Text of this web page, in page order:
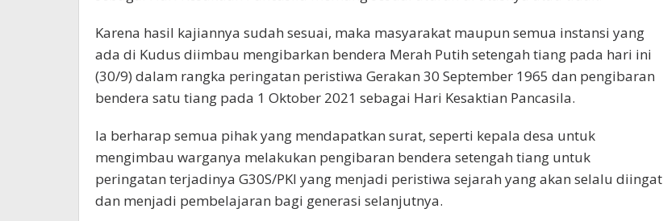
Karena hasil kajiannya sudah sesuai, maka masyarakat maupun semua instansi yang
ada di Kudus diimbau mengibarkan bendera Merah Putih setengah tiang pada hari ini
(30/9) dalam rangka peringatan peristiwa Gerakan 30 September 1965 dan pengibaran
bendera satu tiang pada 1 Oktober 2021 sebagai Hari Kesaktian Pancasila.
Ia berharap semua pihak yang mendapatkan surat, seperti kepala desa untuk
mengimbau warganya melakukan pengibaran bendera setengah tiang untuk
peringatan terjadinya G30S/PKI yang menjadi peristiwa sejarah yang akan selalu diingat
dan menjadi pembelajaran bagi generasi selanjutnya.